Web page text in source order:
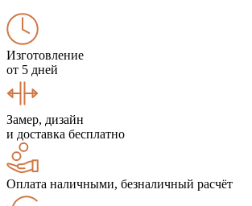
Изготовление
от 5 дней
Замер, дизайн
и доставка бесплатно
Оплата наличными, безналичный расчёт